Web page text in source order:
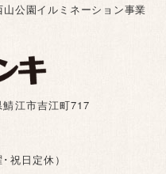
江市吉江町717
祝日定休）
山公園イルミネーション事業